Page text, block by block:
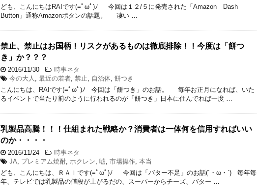
ども、こんにちはRAIです(=ﾟωﾟ)ﾉ 今回は１２/５に発売された「Amazon Dash
Button」通称Amazonボタンの話題。 凄い …
禁止、禁止はお国柄！リスクがあるものは徹底排除！！今度は「餅つ
き」か？？？
2016/11/30 -時事ネタ
今の大人 , 最近の若者, 禁止, 自治体, 餅つき
こんにちは、RAIです(=ﾟωﾟ)ﾉ 今回は「餅つき」のお話。 毎年お正月になれば、いた
るイベントで当たり前のように行われるのが「餅つき」日本に住んでれば一度 …
乳製品高騰！！！仕組まれた戦略か？消費者は一体何を信用すればいい
のか・・・・
2016/11/24 -時事ネタ
JA, プレミアム焼酎, ホクレン, 嘘, 市場操作, 本当
ども、こんにちは、ＲＡＩです(=ﾟωﾟ)ﾉ 今回は「バター不足」のお話(´・ω・`) 毎年毎
年、テレビでは乳製品の値段が上がるだの、スーパーからチーズ、バター …